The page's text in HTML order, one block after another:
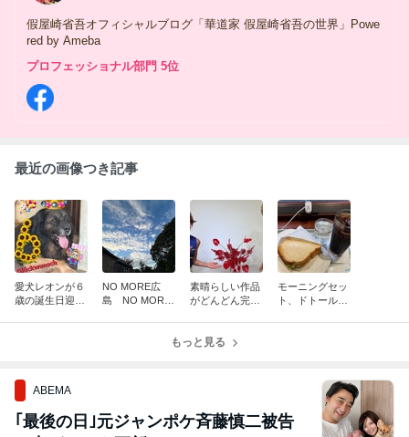
假屋崎省吾オフィシャルブログ「華道家 假屋崎省吾の世界」Powe
red by Ameba
プロフェッショナル部門 5位
最近の画像つき記事
愛犬レオンが６
歳の誕生日迎え
NO MORE広
島 NO MORE
素晴らしい作品
がどんどん完成
モーニングセッ
ト、ドトールで
もっと見る
ABEMA
｢最後の日｣元ジャンポケ斉藤慎二被告